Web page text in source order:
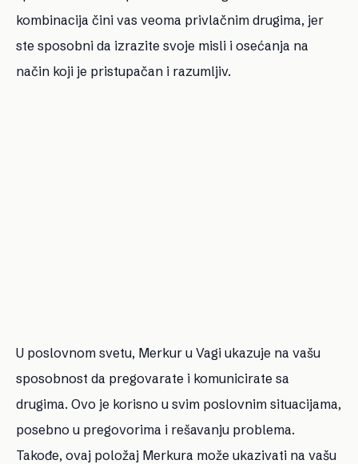
kombinacija čini vas veoma privlačnim drugima, jer
ste sposobni da izrazite svoje misli i osećanja na
način koji je pristupačan i razumljiv.
U poslovnom svetu, Merkur u Vagi ukazuje na vašu
sposobnost da pregovarate i komunicirate sa
drugima. Ovo je korisno u svim poslovnim situacijama,
posebno u pregovorima i rešavanju problema.
Takođe, ovaj položaj Merkura može ukazivati na vašu